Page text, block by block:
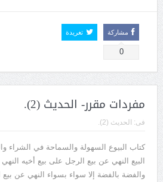
مشاركة
0
تغريدة
مفردات مقرر- الحديث (2).
فى: الحديث (2).
كتاب البيوع السهولة والسماحة في الشراء
البيع النهي عن بيع الرجل على بيع أخيه
والفضة بالفضة إلا سواء بسواء النهي عن بيع